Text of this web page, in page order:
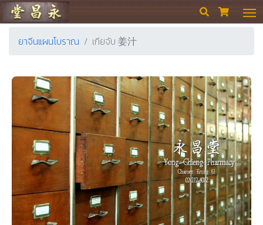
ร้านขายยา ย่งเชียงตึ๊ง  
ยาจีนแผนโบราณ เกียจับ 姜汁